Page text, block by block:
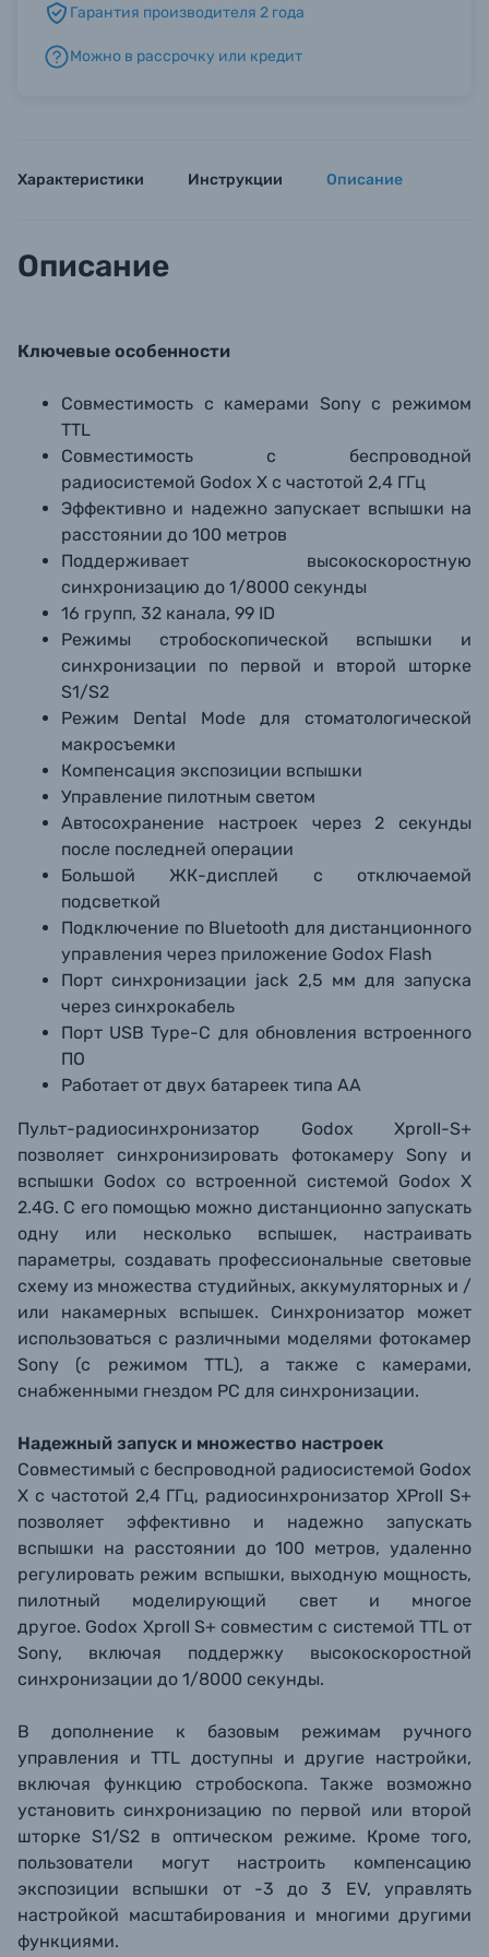
Б/У фототехника (Комиссионные товары)
Гарантия производителя 2 года
Можно в рассрочку или кредит
Характеристики Инструкции Описание
Описание
Ключевые особенности
Совместимость с камерами Sony с режимом
TTL
Совместимость с беспроводной
радиосистемой Godox X с частотой 2,4 ГГц
Эффективно и надежно запускает вспышки на
расстоянии до 100 метров
Поддерживает высокоскоростную
синхронизацию до 1/8000 секунды
16 групп, 32 канала, 99 ID
Режимы стробоскопической вспышки и
синхронизации по первой и второй шторке
S1/S2
Режим Dental Mode для стоматологической
макросъемки
Компенсация экспозиции вспышки
Управление пилотным светом
Автосохранение настроек через 2 секунды
после последней операции
Большой ЖК-дисплей с отключаемой
подсветкой
Подключение по Bluetooth для дистанционного
управления через приложение Godox Flash
Порт синхронизации jack 2,5 мм для запуска
через синхрокабель
Порт USB Type-C для обновления встроенного
ПО
Работает от двух батареек типа АА
Пульт-радиосинхронизатор Godox XproII-S+
позволяет синхронизировать фотокамеру Sony
и
вспышки Godox со встроенной системой Godox X
2.4G. С его помощью можно дистанционно запускать
одну или несколько вспышек, настраивать
параметры, создавать профессиональные световые
схему из множества студийных, аккумуляторных и /
или накамерных вспышек. Синхронизатор может
использоваться с различными моделями фотокамер
Sony (с режимом TTL), а также с камерами,
снабженными гнездом PC для синхронизации.
Надежный запуск и множество настроек
Совместимый с беспроводной радиосистемой Godox
X с частотой 2,4 ГГц, радиосинхронизатор XProII S+
позволяет эффективно и надежно запускать
вспышки на расстоянии до 100 метров, удаленно
регулировать режим вспышки, выходную мощность,
пилотный моделирующий свет и многое
другое. Godox XproII S+ совместим с системой TTL от
Sony, включая поддержку высокоскоростной
синхронизации до 1/8000 секунды.
В дополнение к базовым режимам ручного
управления и TTL доступны и другие настройки,
включая функцию стробоскопа. Также возможно
установить синхронизацию по первой или второй
шторке S1/S2 в оптическом режиме. Кроме того,
пользователи могут настроить компенсацию
экспозиции вспышки от -3 до 3 EV, управлять
настройкой масштабирования и многими другими
функциями.